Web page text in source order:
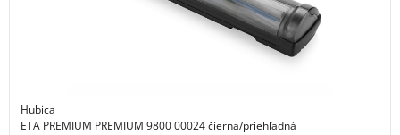
Hubica
ETA PREMIUM PREMIUM 9800 00024 čierna/priehľadná